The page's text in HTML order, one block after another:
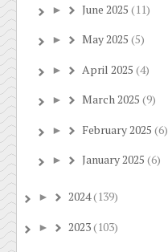
► June 2025 (11)
► May 2025 (5)
► April 2025 (4)
► March 2025 (9)
► February 2025 (6)
► January 2025 (6)
► 2024(139)
► 2023(103)